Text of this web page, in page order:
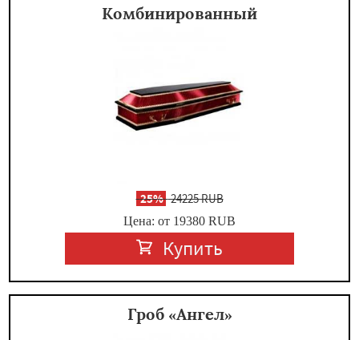
Комбинированный
-25%24225 RUB
Цена: от 19380 RUB
Купить
Гроб «Ангел»